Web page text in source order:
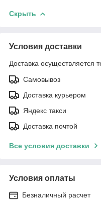
Скрыть
Условия доставки
Доставка осуществляется
Самовывоз
Доставка курьером
Яндекс такси
Доставка почтой
Все условия доставки
Условия оплаты
Безналичный расчет